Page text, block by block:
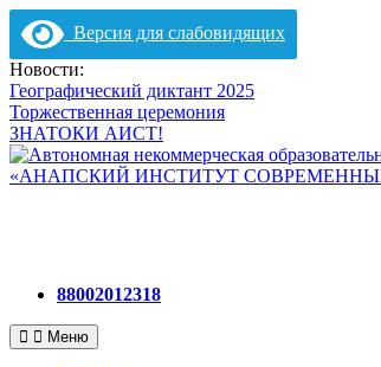
Версия для слабовидящих
Перейти
к
содержимому
Новости:
Географический диктант 2025
Торжественная церемония
ЗНАТОКИ АИСТ!
88002012318
Меню